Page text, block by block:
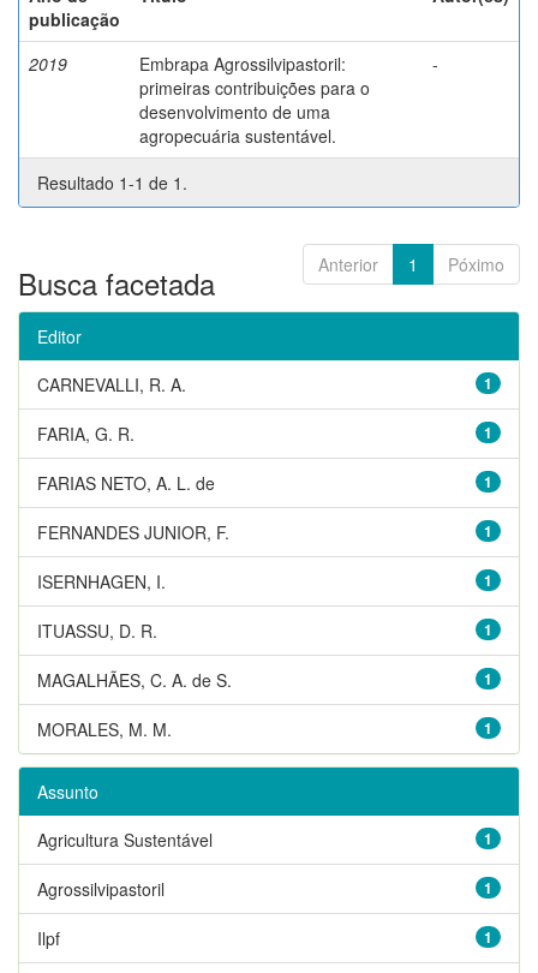
publicação
2019
Embrapa Agrossilvipastoril:
primeiras contribuições para o
desenvolvimento de uma
agropecuária sustentável.
-
Resultado 1-1 de 1.
Anterior 1 Póximo
Busca facetada
Editor
1
CARNEVALLI, R. A.
1
FARIA, G. R.
1
FARIAS NETO, A. L. de
1
FERNANDES JUNIOR, F.
1
ISERNHAGEN, I.
1
ITUASSU, D. R.
1
MAGALHÃES, C. A. de S.
1
MORALES, M. M.
Assunto
1
Agricultura Sustentável
1
Agrossilvipastoril
1
Ilpf